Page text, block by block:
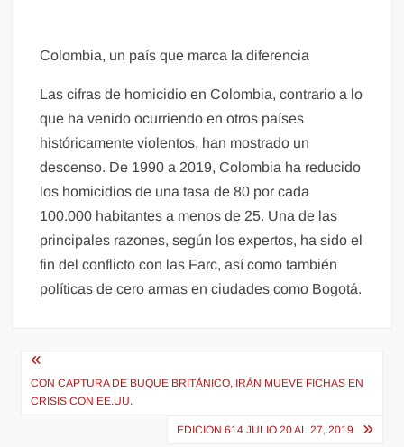
Colombia, un país que marca la diferencia
Las cifras de homicidio en Colombia, contrario a lo
que ha venido ocurriendo en otros países
históricamente violentos, han mostrado un
descenso. De 1990 a 2019, Colombia ha reducido
los homicidios de una tasa de 80 por cada
100.000 habitantes a menos de 25. Una de las
principales razones, según los expertos, ha sido el
fin del conflicto con las Farc, así como también
políticas de cero armas en ciudades como Bogotá.
Navegación
de
CON CAPTURA DE BUQUE BRITÁNICO, IRÁN MUEVE FICHAS EN
CRISIS CON EE.UU.
EDICION 614 JULIO 20 AL 27, 2019